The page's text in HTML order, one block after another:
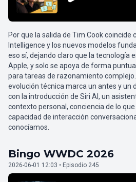
Por que la salida de Tim Cook coincide
Intelligence y los nuevos modelos
eso sí, dejando claro que la tecnología
Apple, y solo se apoya de forma
para tareas de razonamiento
evolución técnica marca un antes y un
con la introducción de Siri AI, un
contexto personal, conciencia de lo
capacidad de interacción
conocíamos.
Bingo WWDC 2026
2026-06-01 12:03 • Episodio 245